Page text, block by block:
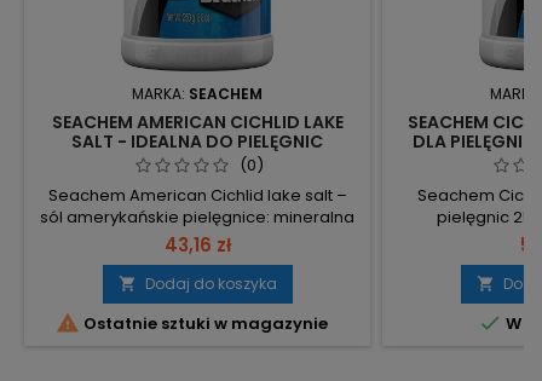
MARKA: SEACHEM
SEACHEM AMERICAN CICHLID LAKE
SALT - IDEALNA DO PIELĘGNIC
AMERYKAŃSKICH
(0)
Seachem American Cichlid lake salt –
sól amerykańskie pielęgnice: mineralna
mieszanka Ca, Mg, Na, K i pierwiastków
śladowych, przeznaczona do
zakładania akwarium i przy zmianie
wody. Wapń 15–17%, Magnez 3%, Potas
6%, Sód 8–10% – uzupełnia sole i podnosi
43,16 zł
 Dodaj do koszyka
 Ostatnie sztuki w magazynie
SEACHEM
DLA
Seachem
pielęgnic
zakładaniu
podmianach
l): Tanganyika
5,5 g (¾
łyżeczki) –

 W